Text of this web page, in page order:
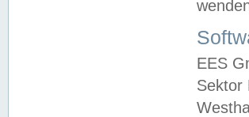
EES
Sektor